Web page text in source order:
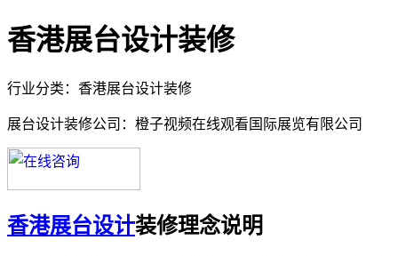
香港展台设计装修
行业分类：香港展台设计装修
展台设计装修公司：橙子视频在线观看国际展览有限公司
香港展台设计装修理念说明